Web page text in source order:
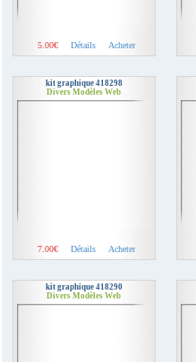
5.00€ Détails Acheter
kit graphique 418298
Divers Modèles Web
7.00€ Détails Acheter
kit graphique 418290
Divers Modèles Web